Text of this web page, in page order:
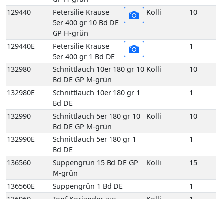
132980
Schnittlauch 10er 180 gr 10
Bd DE GP M-grün
Kolli 10
Schnittlauch 10er 180 gr 1
Bd DE
Schnittlauch 5er 180 gr 10
Bd DE GP M-grün
Schnittlauch 5er 180 gr 1
Bd DE
Suppengrün 15 Bd DE GP
M-grün
Suppengrün 1 Bd DE
136960
Topf Koriander aus
biologischem Anbau 1
Topf DE
1
Topf Liebstöckel aus
biologischem Anbau 1
Topf DE